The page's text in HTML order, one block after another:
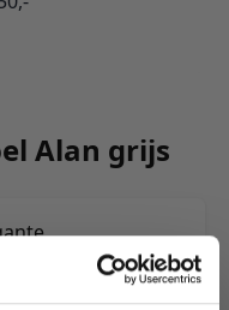
Alan grijs
zitting en
diverse kleuren;